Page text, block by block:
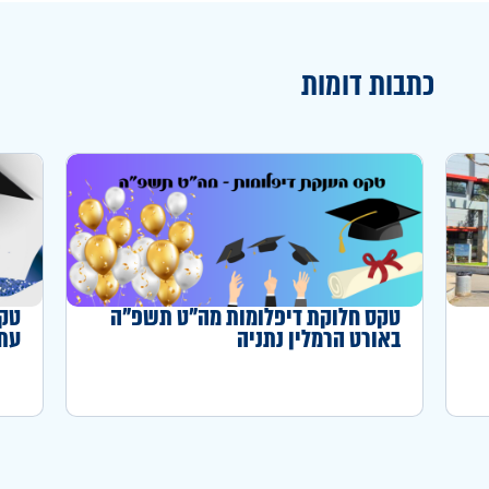
כתבות דומות
טקס חלוקת דיפלומות מה"ט תשפ"ה
באורט הרמלין נתניה